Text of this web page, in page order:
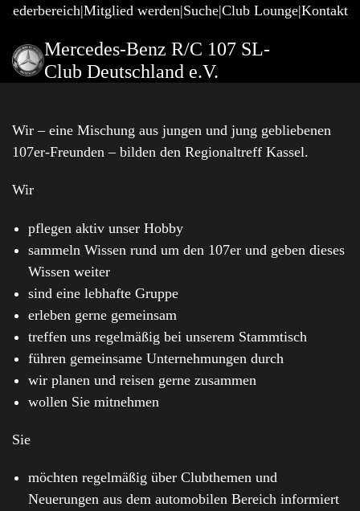
Mitglied werden Suche Club Lounge Kontakt
Mercedes-Benz R/C 107 SL-
Club Deutschland e.V.
Wir – eine Mischung aus jungen und jung gebliebenen
107er-Freunden – bilden den Regionaltreff Kassel.
Wir
pflegen aktiv unser Hobby
sammeln Wissen rund um den 107er und geben dieses
Wissen weiter
sind eine lebhafte Gruppe
erleben gerne gemeinsam
treffen uns regelmäßig bei unserem Stammtisch
führen gemeinsame Unternehmungen durch
wir planen und reisen gerne zusammen
wollen Sie mitnehmen
Sie
möchten regelmäßig über Clubthemen und
Neuerungen aus dem automobilen Bereich informiert